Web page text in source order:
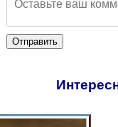
Отправить